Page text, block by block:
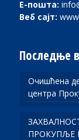
Е-пошта:
Веб сајт:
Последње
Очишћена
центра
ПРОКУПЉЕ